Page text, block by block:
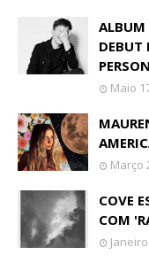
ALBUM
DEBUT
Maio
Março
COVE
COM